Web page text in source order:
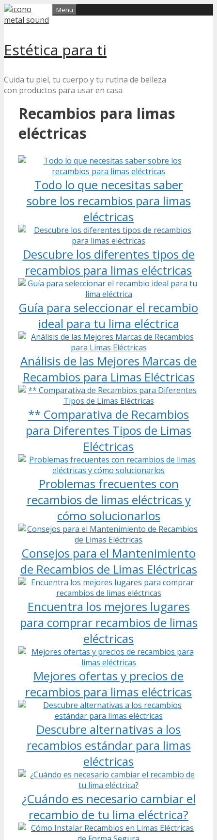
Skip
to
Estética para ti
Cuida tu piel, tu cuerpo y tu rutina de belleza
con productos para usar en casa
Menu
Recambios para limas
eléctricas
Todo lo que necesitas saber
sobre los recambios para limas
eléctricas
Descubre los diferentes tipos de
recambios para limas eléctricas
Guía para seleccionar el recambio
ideal para tu lima eléctrica
Análisis de las Mejores Marcas de
Recambios para Limas Eléctricas
** Comparativa de Recambios
para Diferentes Tipos de Limas
Eléctricas
Problemas frecuentes con
recambios de limas eléctricas y
cómo solucionarlos
Consejos para el Mantenimiento
de Recambios de Limas Eléctricas
Encuentra los mejores lugares
para comprar recambios de limas
eléctricas
Mejores ofertas y precios de
recambios para limas eléctricas
Descubre alternativas a los
recambios estándar para limas
eléctricas
¿Cuándo es necesario cambiar el
recambio de tu lima eléctrica?